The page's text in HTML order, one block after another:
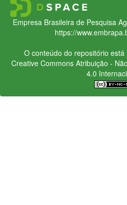
Empresa Brasileira de Pesquisa
https://
O conteúdo do repositório
Creative CommonsAtribuição -
4.0